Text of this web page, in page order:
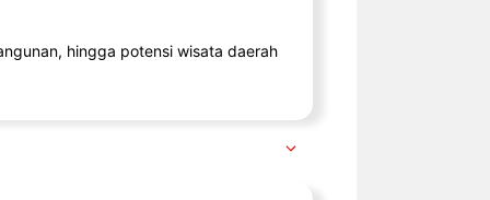
hingga potensi wisata daerah